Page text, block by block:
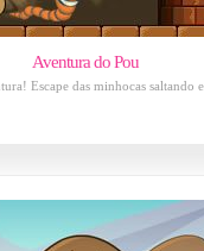
Aventura do Pou
Escape das minhocas saltando